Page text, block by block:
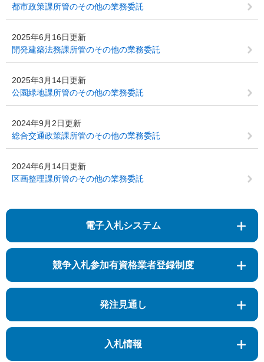
都市政策課所管のその他の業務委託
2025年6月16日更新
開発建築法務課所管のその他の業務委託
2025年3月14日更新
公園緑地課所管のその他の業務委託
2024年9月2日更新
総合交通政策課所管のその他の業務委託
2024年6月14日更新
区画整理課所管のその他の業務委託
電子入札システム
競争入札参加有資格業者登録制度
発注見通し
入札情報